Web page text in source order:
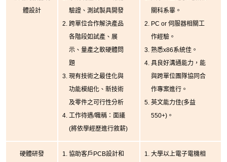
體設計
驗證、測試製具開發
跨單位合作解決產品
各階段如試產、展
示、量產之軟硬體問
題
現有技術之最佳化與
功能模組化、新技術
及零件之可行性分析
工作待遇/職稱：面議
(將依學經歷進行敘薪)
關科系畢。
PC or 伺服器相關工
作經驗。
熟悉x86系統佳。
具良好溝通能力，能
與跨單位團隊協同合
作專案進行。
英文能力佳(多益
550+)。
硬體研發
協助客戶PCB設計和
大學以上電子電機相